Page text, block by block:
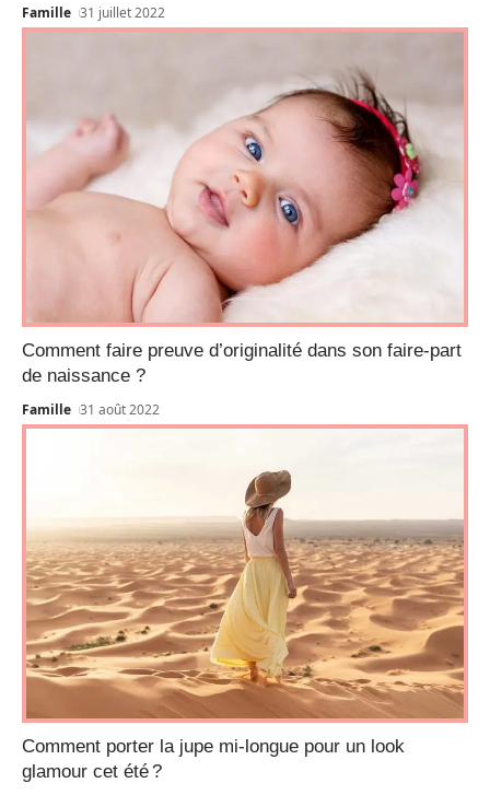
Famille 31 juillet 2022
Comment faire preuve d’originalité dans son faire-part
de naissance ?
Famille 31 août 2022
Comment porter la jupe mi-longue pour un look
glamour cet été ?